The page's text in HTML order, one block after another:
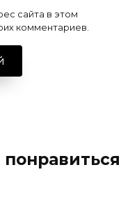
сайта в этом
комментариев.